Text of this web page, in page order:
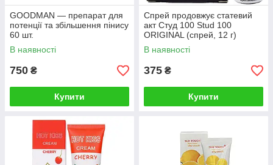
GOODMAN — препарат для
потенції та збільшення пінису
60 шт.
В наявності
750 ₴
Купити
Спрей продовжує статевий
акт Студ 100 Stud 100
ORIGINAL (спрей, 12 г)
пролонгатор
В наявності
375 ₴
Купити